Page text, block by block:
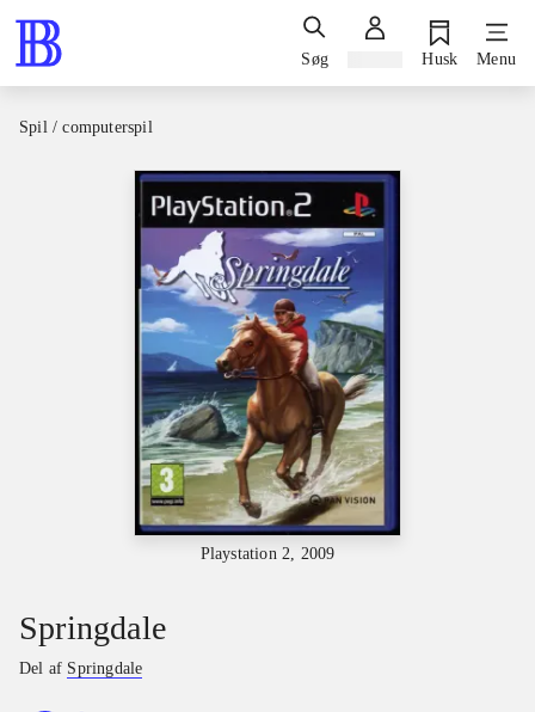
Søg Husk Menu
Spil / computerspil
Playstation 2, 2009
Springdale
Del af Springdale